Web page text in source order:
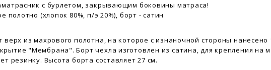
с бурлетом, закрывающим боковины матраса!
полотно (хлопок 80%, п/э 20%), борт - сатин
верх из махрового полотна, на которое с изнаночной стороны нанесено
"Мембрана". Борт чехла изготовлен из сатина, для крепления на
резинку. Высота борта составляет 27 см.